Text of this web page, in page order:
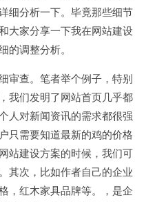
细分析一下。毕竟那些细节
大家分享一下我在网站建设
的调整分析。
审查。笔者举个例子，特别
我们发明了网站首页几乎都
人对新闻资讯的需求都很强
只需要知道最新的鸡的价格
网站建设方案的时候，我们可
其次，比如作者自己的企业
，红木家具品牌等。，是企